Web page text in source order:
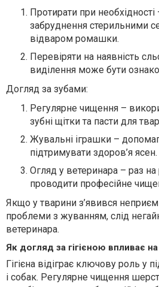
Протирати при
забруднення стерильними
відваром ромашки.
Перевіряти на наявність
виділення може бути
Догляд за зубами:
Регулярне чищення –
зубні щітки та пасти для
Жувальні іграшки –
підтримувати здоров’я ясен.
Огляд у ветеринара – раз
проводити професійне
Якщо у тварини з’явився
проблеми з жуванням, слід
ветеринара.
Як догляд за гігієною впливає
Гігієна відіграє ключову роль у
і собак. Регулярне чищення